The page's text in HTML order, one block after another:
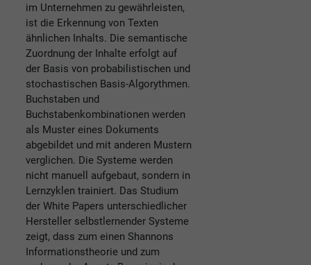
im Unternehmen zu gewährleisten,
ist die Erkennung von Texten
ähnlichen Inhalts. Die semantische
Zuordnung der Inhalte erfolgt auf
der Basis von probabilistischen und
stochastischen Basis-Algorythmen.
Buchstaben und
Buchstabenkombinationen werden
als Muster eines Dokuments
abgebildet und mit anderen Mustern
verglichen. Die Systeme werden
nicht manuell aufgebaut, sondern in
Lernzyklen trainiert. Das Studium
der White Papers unterschiedlicher
Hersteller selbstlernender Systeme
zeigt, dass zum einen Shannons
Informationstheorie und zum